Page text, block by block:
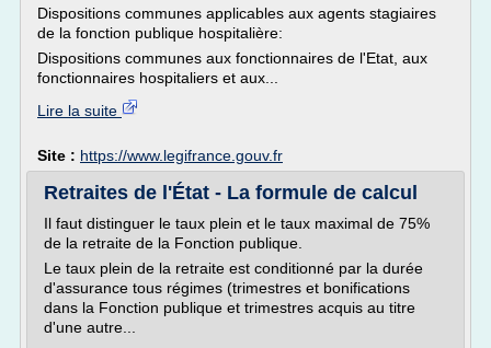
Dispositions communes applicables aux agents stagiaires
de la fonction publique hospitalière:
Dispositions communes aux fonctionnaires de l'Etat, aux
fonctionnaires hospitaliers et aux...
Lire la suite
Site : https://www.legifrance.gouv.fr
Retraites de l'État - La formule de calcul
Il faut distinguer le taux plein et le taux maximal de 75%
de la retraite de la Fonction publique.
Le taux plein de la retraite est conditionné par la durée
d'assurance tous régimes (trimestres et bonifications
dans la Fonction publique et trimestres acquis au titre
d'une autre...